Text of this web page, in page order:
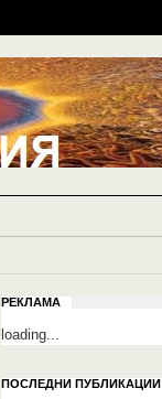
РЕКЛАМА
loading...
ПОСЛЕДНИ ПУБЛИКАЦИИ